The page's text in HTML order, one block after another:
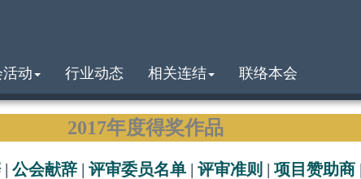
动 行业动态 相关连结 联络本会
2017年度得奖作品
| 公会献辞 | 评审委员名单 | 评审准则 | 项目赞助商 |